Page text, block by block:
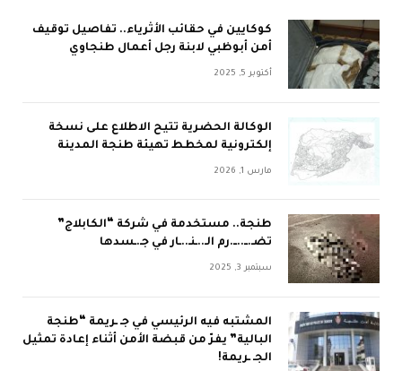
كوكايين في حقائب الأثرياء.. تفاصيل توقيف
أمن أبوظبي لابنة رجل أعمال طنجاوي
أكتوبر 5, 2025
الوكالة الحضرية تتيح الاطلاع على نسخة
إلكترونية لمخطط تهيئة طنجة المدينة
مارس 1, 2026
طنجة.. مستخدمة في شركة “الكابلاج”
تضـ.ــ..ــ.رم الـ..ـنـ..ـار في جـ.ـسدها
سبتمبر 3, 2025
المشتبه فيه الرئيسي في جـ ـريمة “طنجة
البالية” يفرّ من قبضة الأمن أثناء إعادة تمثيل
الجـ ـريمة!